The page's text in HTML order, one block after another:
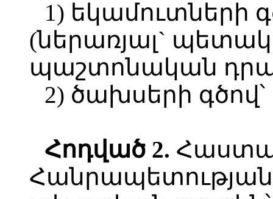
1) եկամուտների
(ներառյալ`
պաշտոնական
2) ծախսերի գծով՝
Հոդված 2.
Հանրապետության